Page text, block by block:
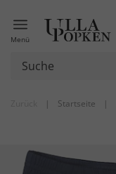
Menü
| Startseite |